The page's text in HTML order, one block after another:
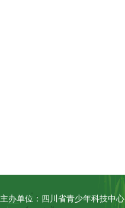
主办单位：四川省青少年科技中心